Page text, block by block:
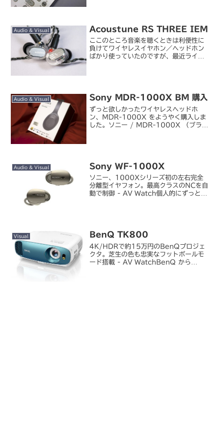
Audio & Visual Acoustune RS THREE IEM
ここのところ音楽を聴くときは利便性に
負けてワイヤレスイヤホン／ヘッドホン
ばかり使っていたのですが、最近ライヴ
Audio & Visual Sony MDR-1000X BM 購入
ずっと欲しかったワイヤレスヘッドホ
ン、MDR-1000X をようやく購入しま
した。ソニー / MDR-1000X （ブラッ
Audio & Visual Sony WF-1000X
ソニー、1000Xシリーズ初の左右完全
分離型イヤフォン。最高クラスのNCを自
動で制御 - AV Watch個人的にずっと待
Visual BenQ TK800
4K/HDRで約15万円のBenQプロジェ
クタ。芝生の色も忠実なフットボールモ
ード搭載 - AV WatchBenQ から